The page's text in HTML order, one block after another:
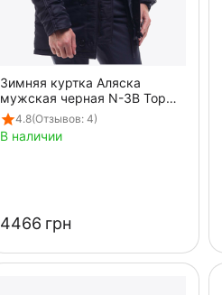
Зимняя куртка Аляска
мужская черная N-3B Top
Gun Black
4.8(Отзывов: 4)
В наличии
‍4466‍ грн